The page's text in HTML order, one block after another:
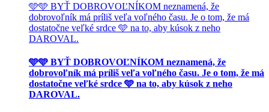
🩵🩵 BYŤ DOBROVOĽNÍKOM neznamená, že
dobrovoľník má príliš veľa voľného času. Je o tom, že má
dostatočne veľké srdce 🩵 na to, aby kúsok z neho
DAROVAL.
🩵🩵 BYŤ DOBROVOĽNÍKOM neznamená, že
dobrovoľník má príliš veľa voľného času. Je o tom, že má
dostatočne veľké srdce 🩵 na to, aby kúsok z neho
DAROVAL.